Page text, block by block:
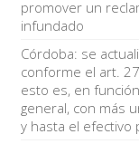
promover un
infundado
Córdoba: se
conforme el art.
esto es, en
general, con más
y hasta el efectivo